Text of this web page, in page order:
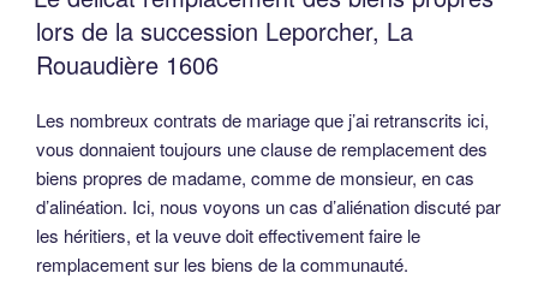
lors de la succession Leporcher, La
Rouaudière 1606
Les nombreux contrats de mariage que j’ai retranscrits ici,
vous donnaient toujours une clause de remplacement des
biens propres de madame, comme de monsieur, en cas
d’alinéation. Ici, nous voyons un cas d’aliénation discuté par
les héritiers, et la veuve doit effectivement faire le
remplacement sur les biens de la communauté.